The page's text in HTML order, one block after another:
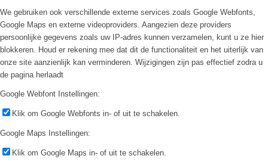
We gebruiken ook verschillende externe services zoals Google Webfonts,
Google Maps en externe videoproviders. Aangezien deze providers
persoonlijke gegevens zoals uw IP-adres kunnen verzamelen, kunt u ze hier
blokkeren. Houd er rekening mee dat dit de functionaliteit en het uiterlijk van
onze site aanzienlijk kan verminderen. Wijzigingen zijn pas effectief zodra u
de pagina herlaadt
Google Webfont Instellingen:
Klik om Google Webfonts in- of uit te schakelen.
Google Maps Instellingen:
Klik om Google Maps in- of uit te schakelen.